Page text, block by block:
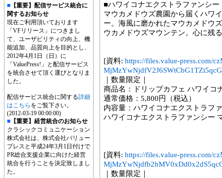
■ 【重要】配信サービス統合に
関するお知らせ
現在ご利用頂いております
「VFリリース」につきまし
て、ユーザビリティの向上、機
能追加、品質向上を目的とし、
2012年4月1日（日）に
「ValuePress!」と配信サービス
を統合させて頂く運びとなりま
した。
配信サービス統合に関する詳細
はこちら をご覧下さい。
(2012-03-19 00:00:00)
■ 【重要】経営統合のお知らせ
クラシックコミュニケーション
株式会社は、株式会社バリュー
プレスと平成24年3月1日付けで
PR総合支援企業に向けた経営
統合を行うことを決定致しまし
た。
■ハワイコナエクストラファンシー
マウカメドウズ農園から届くハワ
ー。海風に磨かれたマウカメドウ
ウカメドウズマウンテン。心に残
[資料: https://files.value-press.com/
｜数量限定｜
商品名：ドリップカフェ ハワイコ
通常価格：5,800円（税込）
内容量：ハワイコナエクストラフ
ハワイコナエクストラファンシー
[資料: https://files.value-press.com/
｜数量限定｜